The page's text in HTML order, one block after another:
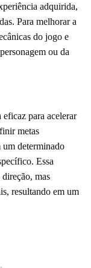
adquirida,
Para melhorar a
do jogo e
ou da
eficaz para acelerar
metas
um determinado
Essa
mas
resultando em um